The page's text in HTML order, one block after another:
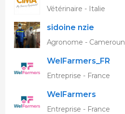
Vétérinaire - Italie
sidoine nzie
Agronome - Cameroun
WelFarmers_FR
Entreprise - France
WelFarmers
Entreprise - France